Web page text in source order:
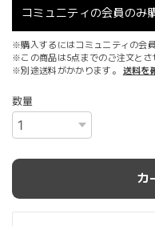
コミュニティの会員のみ
※購入するにはコミュニティの会
※この商品は5点までのご注文とさ
※別途送料がかかります。
送料を
数量
カ